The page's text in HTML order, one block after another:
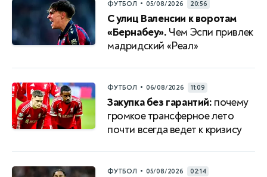
ФУТБОЛ • 05/08/2026 20:56
С улиц Валенсии к воротам
«Бернабеу». Чем Эспи привлек
мадридский «Реал»
ФУТБОЛ • 06/08/2026 11:09
Закупка без гарантий: почему
громкое трансферное лето
почти всегда ведет к кризису
ФУТБОЛ • 05/08/2026 02:14